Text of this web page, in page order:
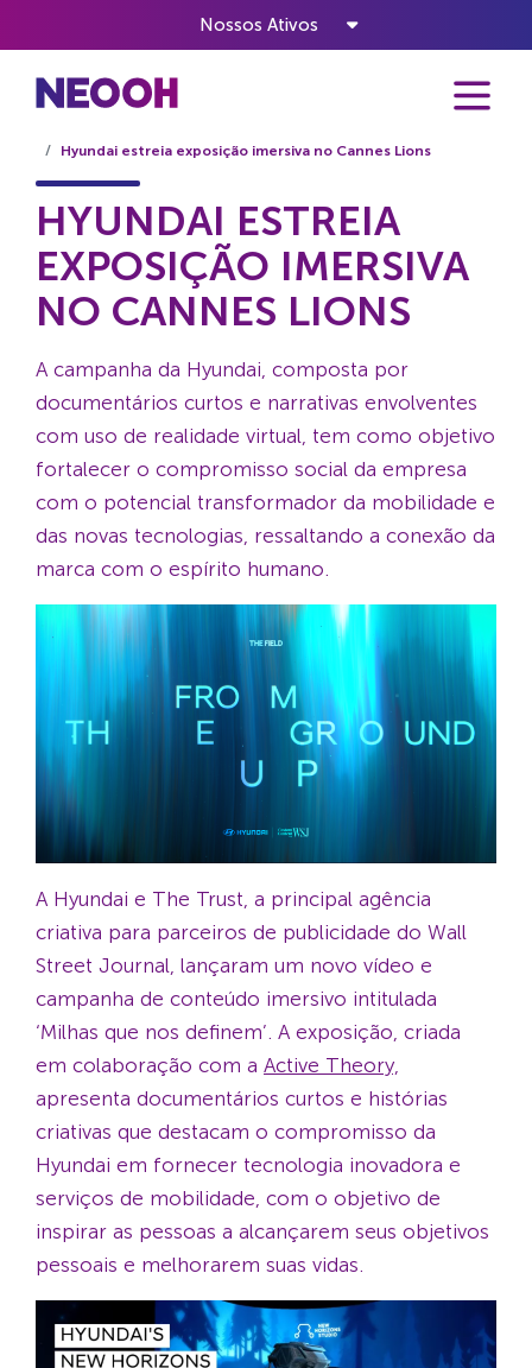
Nossos Ativos
Hyundai estreia exposição imersiva no Cannes Lions
HYUNDAI ESTREIA
EXPOSIÇÃO IMERSIVA
NO CANNES LIONS
A campanha da Hyundai, composta por
documentários curtos e narrativas envolventes
com uso de realidade virtual, tem como objetivo
fortalecer o compromisso social da empresa
com o potencial transformador da mobilidade e
das novas tecnologias, ressaltando a conexão da
marca com o espírito humano.
A Hyundai e The Trust, a principal agência
criativa para parceiros de publicidade do Wall
Street Journal, lançaram um novo vídeo e
campanha de conteúdo imersivo intitulada
‘Milhas que nos definem’. A exposição, criada
em colaboração com a Active Theory,
apresenta documentários curtos e histórias
criativas que destacam o compromisso da
Hyundai em fornecer tecnologia inovadora e
serviços de mobilidade, com o objetivo de
inspirar as pessoas a alcançarem seus objetivos
pessoais e melhorarem suas vidas.